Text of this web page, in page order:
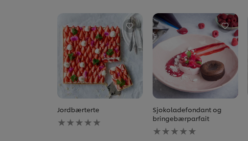
Jordbærterte
Ingen
vurderinger
Sjokoladefondant og
bringebærparfait
Ingen
vurderinger